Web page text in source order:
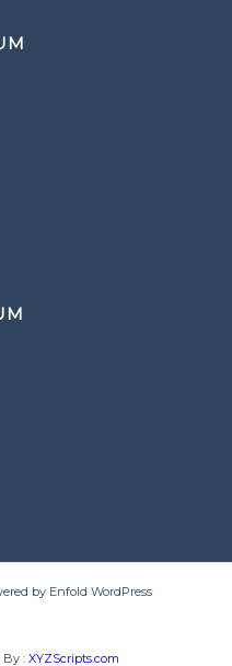
by Enfold WordPress
: XYZScripts.com